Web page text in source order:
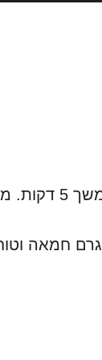
ממיסים במחבת 30 גרם
מעבירים את הפטריות החמות למעבד